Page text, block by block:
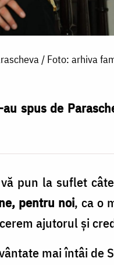
/ Foto: arhiva
spus de
pun la suflet
pentru noi, ca o
ajutorul și
mai întâi de